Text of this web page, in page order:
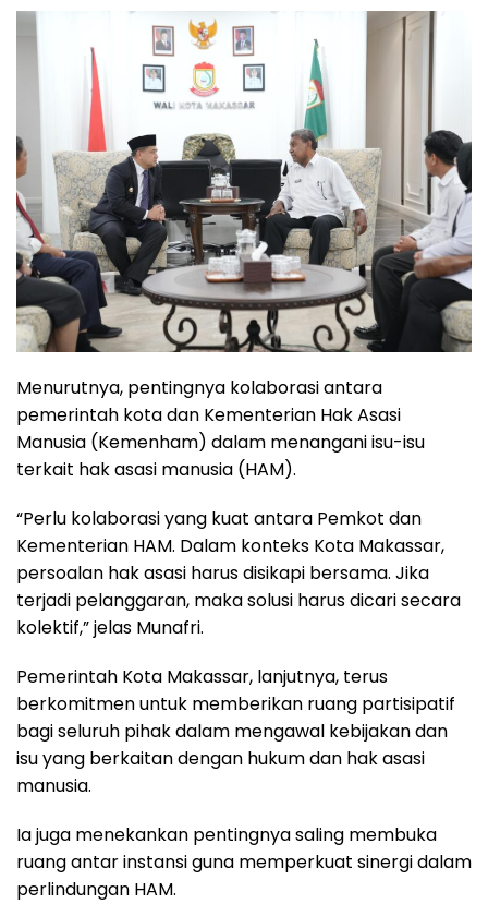
Menurutnya, pentingnya kolaborasi antara
pemerintah kota dan Kementerian Hak Asasi
Manusia (Kemenham) dalam menangani isu-isu
terkait hak asasi manusia (HAM).
“Perlu kolaborasi yang kuat antara Pemkot dan
Kementerian HAM. Dalam konteks Kota Makassar,
persoalan hak asasi harus disikapi bersama. Jika
terjadi pelanggaran, maka solusi harus dicari secara
kolektif,” jelas Munafri.
Pemerintah Kota Makassar, lanjutnya, terus
berkomitmen untuk memberikan ruang partisipatif
bagi seluruh pihak dalam mengawal kebijakan dan
isu yang berkaitan dengan hukum dan hak asasi
manusia.
Ia juga menekankan pentingnya saling membuka
ruang antar instansi guna memperkuat sinergi dalam
perlindungan HAM.